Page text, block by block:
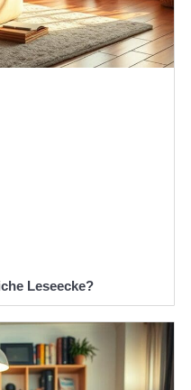
Leseecke?